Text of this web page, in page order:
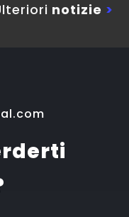
notizie >